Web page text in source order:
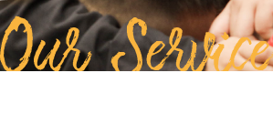
Our Service